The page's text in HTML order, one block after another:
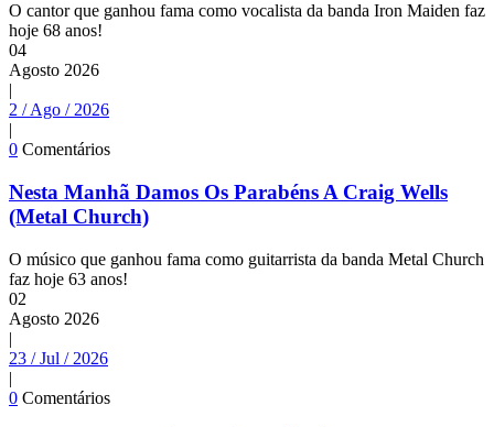
O cantor que ganhou fama como vocalista da banda Iron Maiden faz
hoje 68 anos!
04
Agosto 2026
|
2 / Ago / 2026
|
0 Comentários
Nesta Manhã Damos Os Parabéns A Craig Wells
(Metal Church)
O músico que ganhou fama como guitarrista da banda Metal Church
faz hoje 63 anos!
02
Agosto 2026
|
23 / Jul / 2026
|
0 Comentários